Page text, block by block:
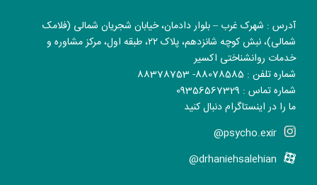
آدرس : شهرک غرب – بلوار دادمان، خیابان شجریان شمالی (فلامک
شمالی)، نبش کوچه شانزدهم، پلاک ۲۲، طبقه اول، مرکز مشاوره و
خدمات روانشناختی اکسیر
شماره تلفن : 88078585- 88378753
شماره تماس : 09356567329
ما را در اینستاگرام دنبال کنید
psycho.exir@
drhaniehsalehian@